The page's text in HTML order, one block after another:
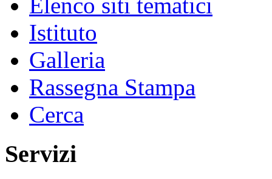
Elenco siti tematici
Istituto
Galleria
Rassegna Stampa
Cerca
Servizi